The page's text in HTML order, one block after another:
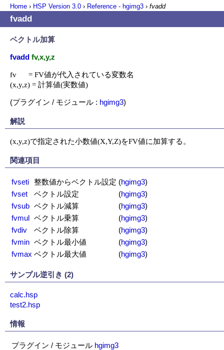
Home › HSP Version 3.0 › Reference - hgimg3 › fvadd
fvadd
ベクトル加算
fvadd fv,x,y,z
fv      = FV値が代入されている変数名
(x,y,z) = 計算値(実数値)
(プラグイン / モジュール : hgimg3)
解説
(x,y,z)で指定された小数値(X,Y,Z)をFV値に加算する。
関連項目
fvseti 整数値からベクトル設定 (hgimg3)
fvset
ベクトル設定 (hgimg3)
fvsub ベクトル減算 (hgimg3)
fvmul ベクトル乗算 (hgimg3)
fvdiv
ベクトル除算 (hgimg3)
fvmin ベクトル最小値 (hgimg3)
fvmax ベクトル最大値 (hgimg3)
サンプル逆引き (2)
calc.hsp
test2.hsp
情報
プラグイン / モジュール hgimg3